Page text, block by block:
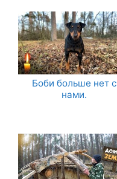
Боби больше нет с
нами.